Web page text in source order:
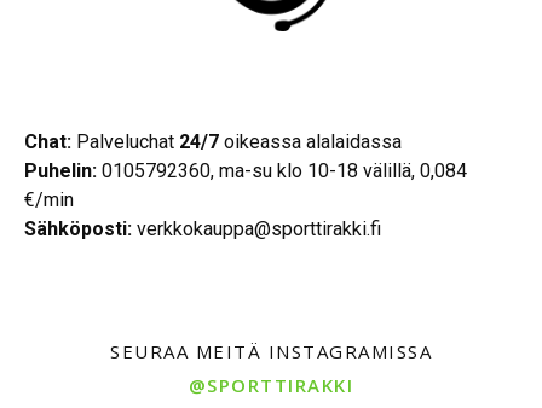
Chat: Palveluchat 24/7 oikeassa alalaidassa
Puhelin: 0105792360, ma-su klo 10-18 välillä, 0,084
€/min
Sähköposti: verkkokauppa@sporttirakki.fi
SEURAA MEITÄ INSTAGRAMISSA
@SPORTTIRAKKI